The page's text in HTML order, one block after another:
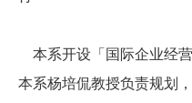
本系开设「国际企业经
本系杨培侃教授负责规划